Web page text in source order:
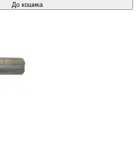
До кошика